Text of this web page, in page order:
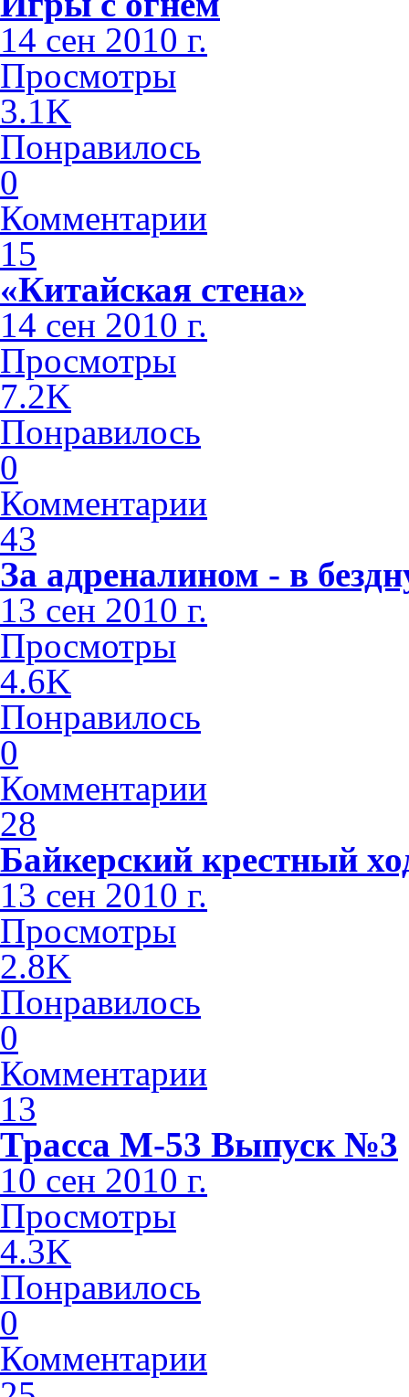
14 сен 2010 г.
Просмотры
3.1K
Понравилось
0
Комментарии
15
«Китайская стена»
14 сен 2010 г.
Просмотры
7.2K
Понравилось
0
Комментарии
43
За адреналином - в
13 сен 2010 г.
Просмотры
4.6K
Понравилось
0
Комментарии
28
Байкерский крестный
13 сен 2010 г.
Просмотры
2.8K
Понравилось
0
Комментарии
13
Трасса М-53 Выпуск №3
10 сен 2010 г.
Просмотры
4.3K
Понравилось
0
Комментарии